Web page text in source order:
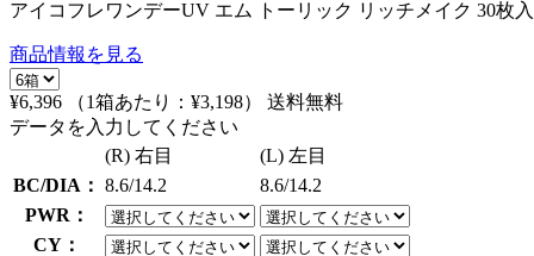
アイコフレワンデーUV エム トーリック リッチメイク 30枚
商品情報を見る
¥6,396 （1箱あたり： ¥3,198）
送料無料
データを入力してください
(R) 右目
(L) 左目
BC/DIA： 8.6/14.2
8.6/14.2
PWR：
CY：